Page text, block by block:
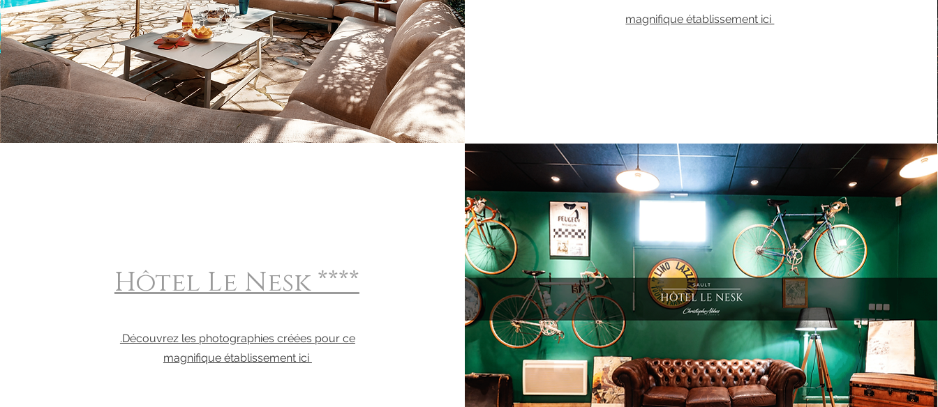
magnifique établissement ici
Hôtel Le Nesk ****
.Découvrez les photographies créées pour ce
magnifique établissement ici